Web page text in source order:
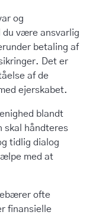
og
du være ansvarlig
betaling af
Det er
af de
ejerskabet.
blandt
skal håndteres
tidlig dialog
med at
ofte
finansielle